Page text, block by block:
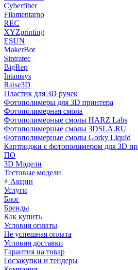
Cyberfiber
Filamentarno
REC
XYZprinting
ESUN
MakerBot
Sintratec
BigRep
Intamsys
Raise3D
Пластик для 3D ручек
Фотополимеры для 3D принтера
Фотополимерная смола
Фотополимерные смолы HARZ Labs
Фотополимерные смолы 3DSLA.RU
Фотополимерные смолы Gorky Liquid
Картриджи с фотополимером для 3D
ПО
3D Модели
Тестовые модели
Акции
Услуги
Блог
Бренды
Как купить
Условия оплаты
Не успешная оплата
Условия доставки
Гарантия на товар
Госзакупки и тендеры